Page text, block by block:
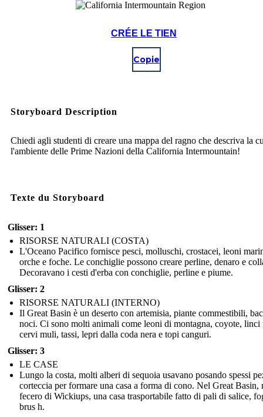
CRÉE LE TIEN
Copie
Storyboard Description
Chiedi agli studenti di creare una mappa del ragno che descriva la
l'ambiente delle Prime Nazioni della California Intermountain!
Texte du Storyboard
Glisser: 1
RISORSE NATURALI (COSTA)
L'Oceano Pacifico fornisce pesci, molluschi, crostacei, leoni
orche e foche. Le conchiglie possono creare perline, denaro e
Decoravano i cesti d'erba con conchiglie, perline e piume.
Glisser: 2
RISORSE NATURALI (INTERNO)
Il Great Basin è un deserto con artemisia, piante commestibili,
noci. Ci sono molti animali come leoni di montagna, coyote, linci
cervi muli, tassi, lepri dalla coda nera e topi canguri.
Glisser: 3
LE CASE
Lungo la costa, molti alberi di sequoia usavano posando spessi
corteccia per formare una casa a forma di cono. Nel Great Basin,
fecero di Wickiups, una casa trasportabile fatto di pali di salice,
brus h.